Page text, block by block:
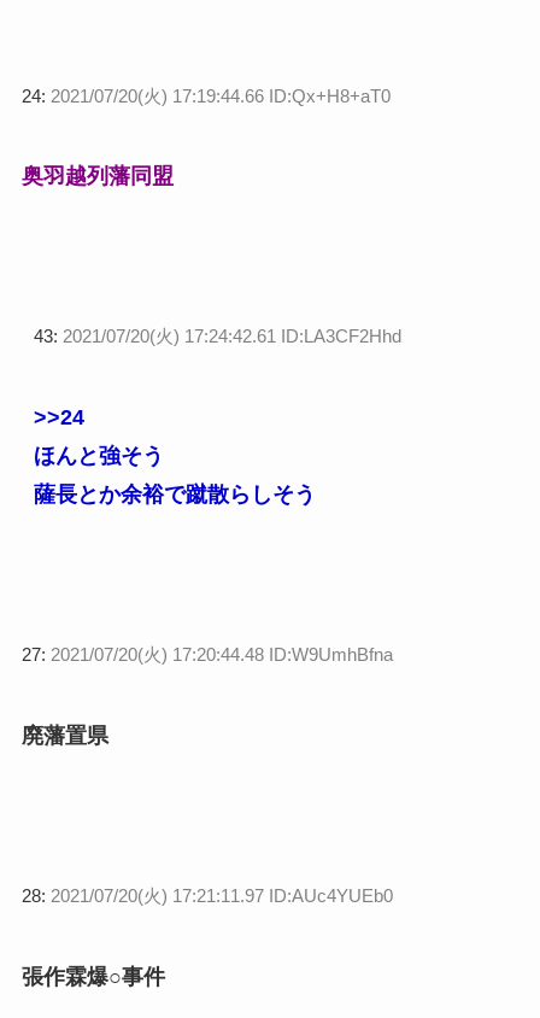
24: 2021/07/20(火) 17:19:44.66 ID:Qx+H8+aT0
奥羽越列藩同盟
43: 2021/07/20(火) 17:24:42.61 ID:LA3CF2Hhd
>>24
ほんと強そう
薩長とか余裕で蹴散らしそう
27: 2021/07/20(火) 17:20:44.48 ID:W9UmhBfna
廃藩置県
28: 2021/07/20(火) 17:21:11.97 ID:AUc4YUEb0
張作霖爆○事件